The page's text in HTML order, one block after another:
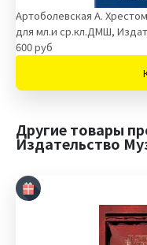
Артоболевская А.
для мл.и ср.кл.ДМШ,
600 руб
Другие товары
Издательство